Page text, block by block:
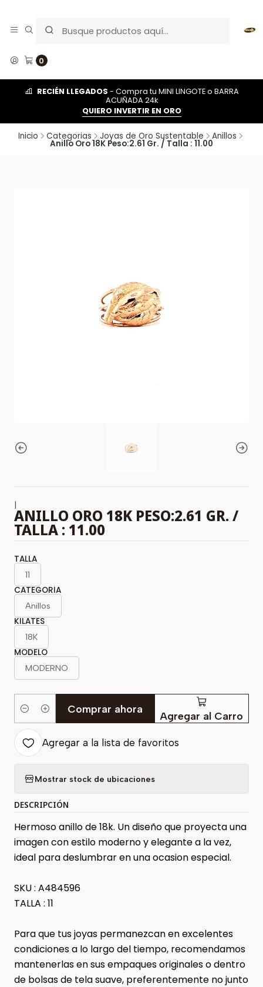
0
RECIÉN LLEGADOS - Compra tu MINI LINGOTE o BARRA
ACUÑADA 24k
QUIERO INVERTIR EN ORO
Inicio Categorias Joyas de Oro Sustentable Anillos
Anillo Oro 18K Peso:2.61 Gr. / Talla : 11.00
|
ANILLO ORO 18K PESO:2.61 GR. /
TALLA : 11.00
TALLA
11
CATEGORIA
Anillos
KILATES
18K
MODELO
MODERNO
Cantidad Agregar al Carro
Comprar ahora
Agregar a la lista de favoritos
Mostrar stock de ubicaciones
DESCRIPCIÓN
Hermoso anillo de 18k. Un diseño que proyecta una
imagen con estilo moderno y elegante a la vez,
ideal para deslumbrar en una ocasion especial.
SKU : A484596
TALLA : 11
Para que tus joyas permanezcan en excelentes
condiciones a lo largo del tiempo, recomendamos
mantenerlas en sus empaques originales o dentro
de bolsas de tela suave, preferentemente no junto